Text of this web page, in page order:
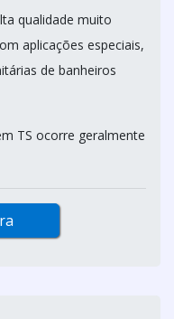
qualidade muito
aplicações especiais,
de banheiros
TS ocorre geralmente